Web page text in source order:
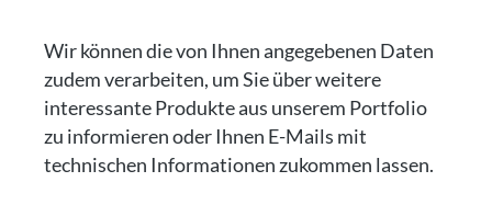
Wir können die von Ihnen angegebenen Daten
zudem verarbeiten, um Sie über weitere
interessante Produkte aus unserem Portfolio
zu informieren oder Ihnen E-Mails mit
technischen Informationen zukommen lassen.